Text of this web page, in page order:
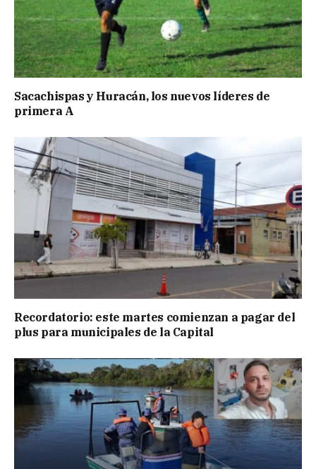
Sacachispas y Huracán, los nuevos líderes de
primera A
Recordatorio: este martes comienzan a pagar del
plus para municipales de la Capital